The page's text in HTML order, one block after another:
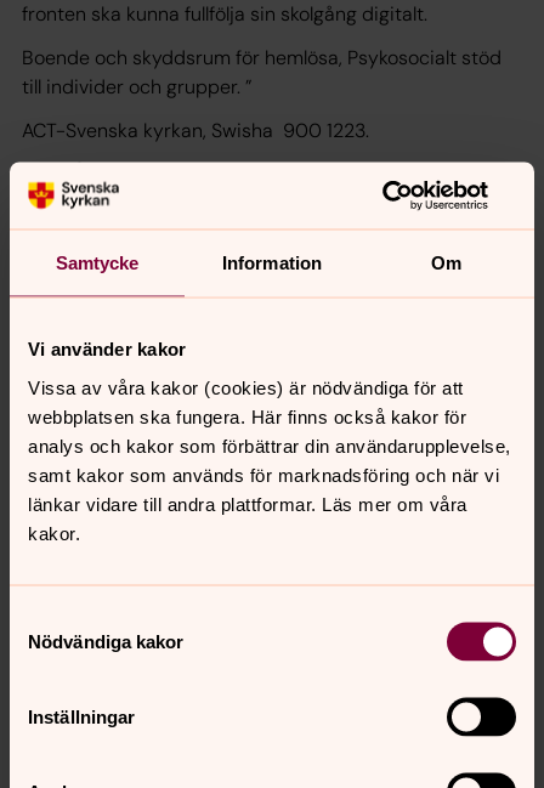
Samtycke Information Om
Vi använder kakor
Vissa av våra kakor (cookies) är nödvändiga för att
webbplatsen ska fungera. Här finns också kakor för
analys och kakor som förbättrar din användarupplevelse,
samt kakor som används för marknadsföring och när vi
länkar vidare till andra plattformar. Läs mer om våra
kakor.
Nödvändiga kakor
Inställningar
fronten ska kunna fullfölja sin skolgång digitalt.
Boende och skyddsrum för hemlösa, Psykosocialt stöd
till individer och grupper. ”
ACT-Svenska kyrkan, Swisha 900 1223.
Evige Fader,
du har skapat allt på jorden till att leva under samma
himmel.
Till dig bär vi fram skapelsens våndor.
Vi ber om nåden att få göra gott,
du lärde oss att se andras lidande framför deras synd.
Gör oss känsliga för lidandet.
Stärk oss i arbetet för ett värdigt liv,